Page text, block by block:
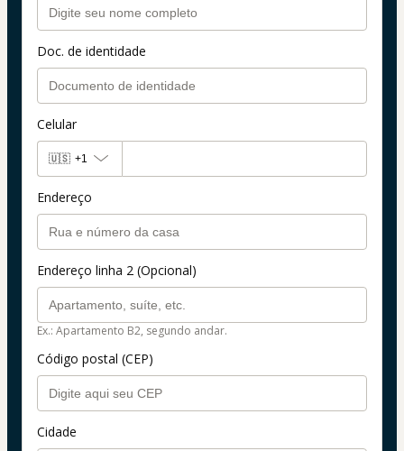
Doc. de identidade
Celular
🇺🇸 +1
Endereço
Endereço linha 2 (Opcional)
Ex.: Apartamento B2, segundo andar.
Código postal (CEP)
Cidade